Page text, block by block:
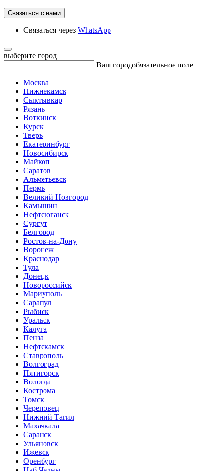
Связаться с нами
Связаться через WhatsApp
выберите город
Ваш городобязательное поле
Москва
Нижнекамск
Сыктывкар
Рязань
Воткинск
Курск
Тверь
Екатеринбург
Новосибирск
Майкоп
Саратов
Альметьевск
Пермь
Великий Новгород
Камышин
Нефтеюганск
Сургут
Белгород
Ростов-на-Дону
Воронеж
Краснодар
Тула
Донецк
Новороссийск
Мариуполь
Сарапул
Рыбиск
Уральск
Калуга
Пенза
Нефтекамск
Ставрополь
Волгоград
Пятигорск
Вологда
Кострома
Томск
Череповец
Нижний Тагил
Махачкала
Саранск
Ульяновск
Ижевск
Оренбург